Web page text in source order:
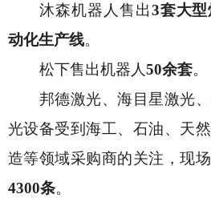
沐森机器人售出3套大
动化生产线。
松下售出机器人50余套。
邦德激光、海目星激光
光设备受到海工、石油、天
造等领域采购商的关注，现
4300条。